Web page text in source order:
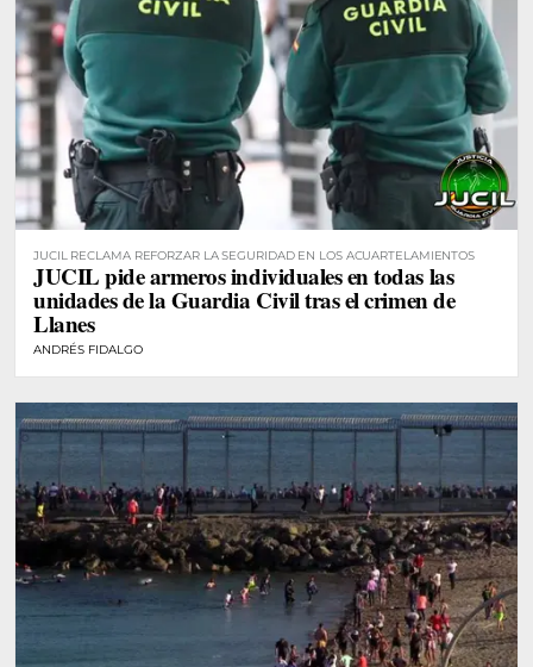
JUCIL RECLAMA REFORZAR LA SEGURIDAD EN LOS ACUARTELAMIENTOS
JUCIL pide armeros individuales en todas las
unidades de la Guardia Civil tras el crimen de
Llanes
ANDRÉS FIDALGO